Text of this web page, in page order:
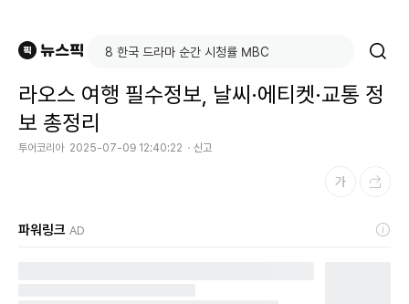
라오스 여행 필수정보, 날씨·에티켓·교통 정
보 총정리
투어코리아 2025-07-09 12:40:22 신고
파워링크 AD